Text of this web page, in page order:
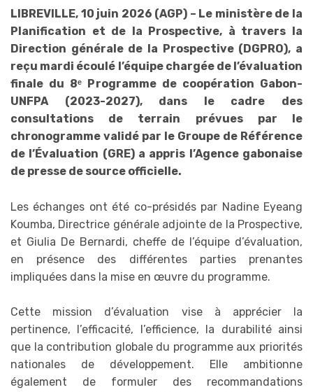
LIBREVILLE, 10 juin 2026 (AGP) – Le ministère de la
Planification et de la Prospective, à travers la
Direction générale de la Prospective (DGPRO), a
reçu mardi écoulé l’équipe chargée de l’évaluation
finale du 8ᵉ Programme de coopération Gabon-
UNFPA (2023-2027), dans le cadre des
consultations de terrain prévues par le
chronogramme validé par le Groupe de Référence
de l’Évaluation (GRE) a appris l’Agence gabonaise
de presse de source officielle.
Les échanges ont été co-présidés par Nadine Eyeang
Koumba, Directrice générale adjointe de la Prospective,
et Giulia De Bernardi, cheffe de l’équipe d’évaluation,
en présence des différentes parties prenantes
impliquées dans la mise en œuvre du programme.
Cette mission d’évaluation vise à apprécier la
pertinence, l’efficacité, l’efficience, la durabilité ainsi
que la contribution globale du programme aux priorités
nationales de développement. Elle ambitionne
également de formuler des recommandations